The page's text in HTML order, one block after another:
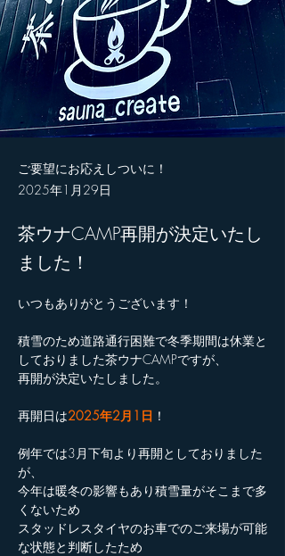
ご要望にお応えしついに！
2025年1月29日
茶ウナCAMP再開が決定いたし
ました！
いつもありがとうございます！
積雪のため道路通行困難で冬季期間は休業と
しておりました茶ウナCAMPですが、
再開が決定いたしました。
再開日は2025年2月1日 ！
例年では3月下旬より再開としておりました
が、
今年は暖冬の影響もあり積雪量がそこまで多
くないため
スタッドレスタイヤのお車でのご来場が可能
な状態と判断したため